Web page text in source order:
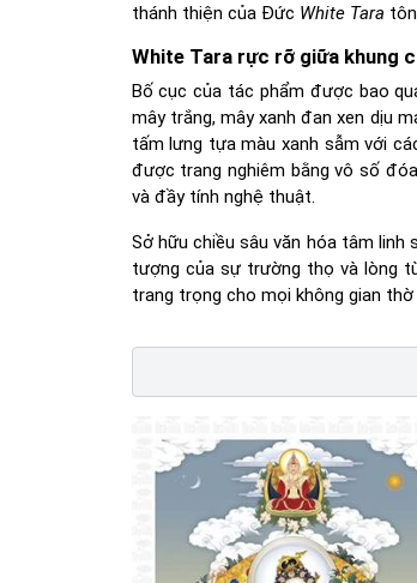
thánh thiện của Đức White Tara
White Tara rực rỡ giữa khung
Bố cục của tác phẩm được bao
mây trắng, mây xanh đan xen dịu
tấm lưng tựa màu xanh sẫm với
được trang nghiêm bằng vô số
và đầy tính nghệ thuật.
Sở hữu chiều sâu văn hóa tâm linh
tượng của sự trường thọ và lòng
trang trọng cho mọi không gian